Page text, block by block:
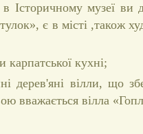
Історичному музеї ви
є в місті ,також
карпатської кухні;
дерев'яні вілли, що
вважається вілла